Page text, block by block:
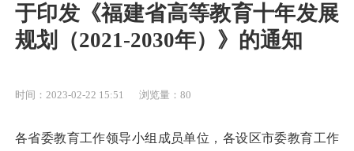
于印发《福建省高等教育十年发展
规划（2021-2030年）》的通知
时间：2023-02-22 15:51 浏览量： 80
各省委教育工作领导小组成员单位，各设区市委教育工作